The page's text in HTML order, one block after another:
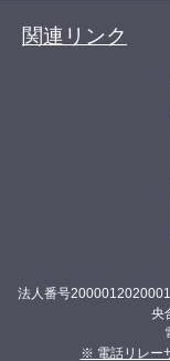
関連リンク
法人番号
央
※ 電話リレー